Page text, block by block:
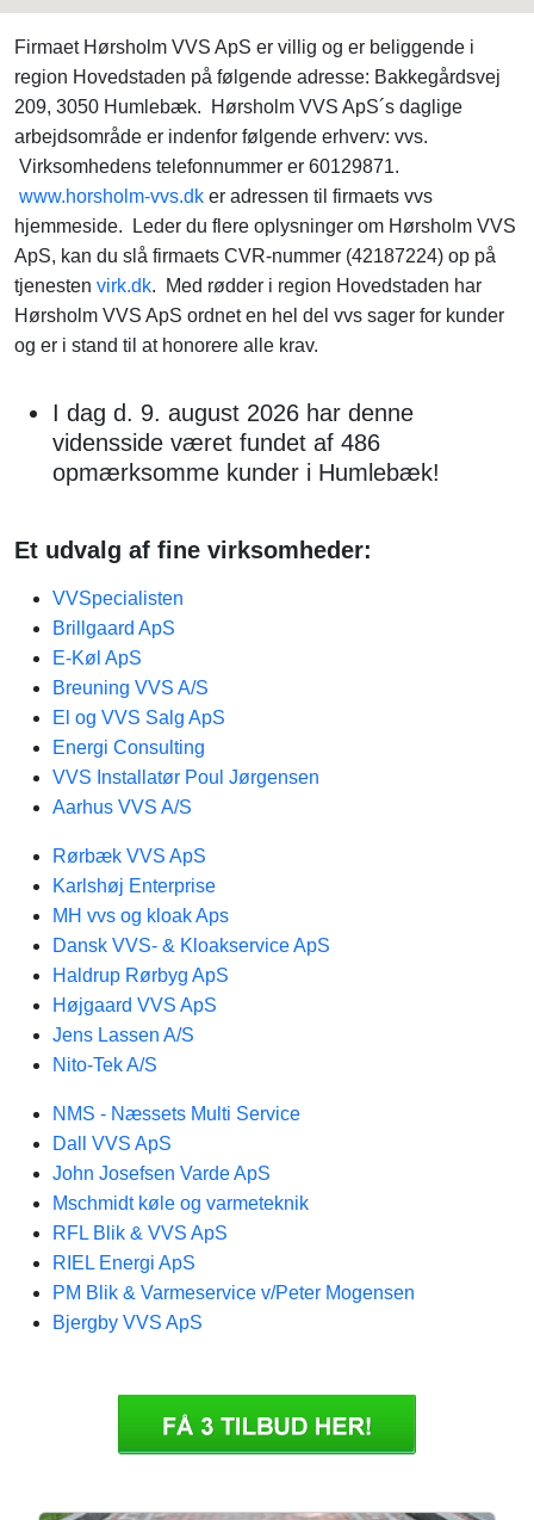
Firmaet Hørsholm VVS ApS er villig og er beliggende i
region Hovedstaden på følgende adresse: Bakkegårdsvej
209, 3050 Humlebæk. Hørsholm VVS ApS´s daglige
arbejdsområde er indenfor følgende erhverv: vvs.
Virksomhedens telefonnummer er 60129871.
www.horsholm-vvs.dk er adressen til firmaets vvs
hjemmeside. Leder du flere oplysninger om Hørsholm VVS
ApS, kan du slå firmaets CVR-nummer (42187224) op på
tjenesten virk.dk. Med rødder i region Hovedstaden har
Hørsholm VVS ApS ordnet en hel del vvs sager for kunder
og er i stand til at honorere alle krav.
I dag d. 9. august 2026 har denne
vidensside været fundet af 486
opmærksomme kunder i Humlebæk!
Et udvalg af fine virksomheder:
VVSpecialisten
Brillgaard ApS
E-Køl ApS
Breuning VVS A/S
El og VVS Salg ApS
Energi Consulting
VVS Installatør Poul Jørgensen
Aarhus VVS A/S
Rørbæk VVS ApS
Karlshøj Enterprise
MH vvs og kloak Aps
Dansk VVS- & Kloakservice ApS
Haldrup Rørbyg ApS
Højgaard VVS ApS
Jens Lassen A/S
Nito-Tek A/S
NMS - Næssets Multi Service
Dall VVS ApS
John Josefsen Varde ApS
Mschmidt køle og varmeteknik
RFL Blik & VVS ApS
RIEL Energi ApS
PM Blik & Varmeservice v/Peter Mogensen
Bjergby VVS ApS